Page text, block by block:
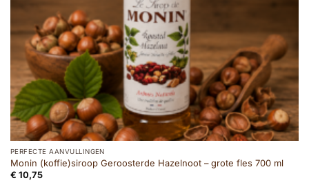
PERFECTE AANVULLINGEN
Monin (koffie)siroop Geroosterde Hazelnoot – grote fles 700 ml
€ 10,75